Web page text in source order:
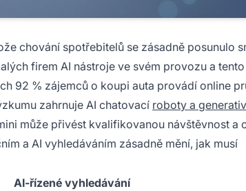
chování spotřebitelů se zásadně posunulo
firem AI nástroje ve svém provozu a
92 % zájemců o koupi auta provádí online
zahrnuje AI chatovací roboty a
může přivést kvalifikovanou návštěvnost a
a AI vyhledáváním zásadně mění, jak musí
AI-řízené vyhledávání